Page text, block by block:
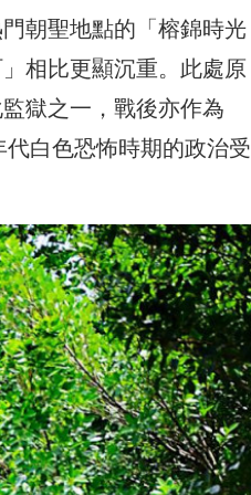
朝聖地點的「榕錦時光
相比更顯沉重。此處原
獄之一，戰後亦作為
代白色恐怖時期的政治受